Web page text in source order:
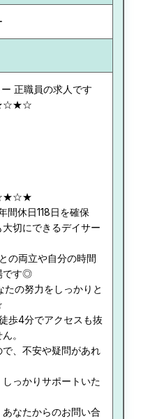
正職員の求人です
★☆★☆
間休日118日を確保
切にできるデイサー
の両立や自分の時間
です◎
の努力をしっかりと
歩4分でアクセスも抜
。
、不安や疑問があれ
っかりサポートいた
なたからのお問い合